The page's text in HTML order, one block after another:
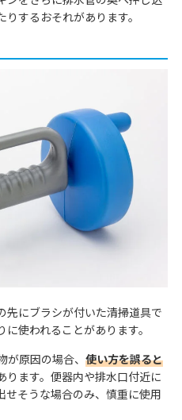
するおそれがあります。
先にブラシが付いた清掃道具で
使われることがあります。
原因の場合、 使い方を誤ると
ります。便器内や排水口付近に
せそうな場合のみ、慎重に使用